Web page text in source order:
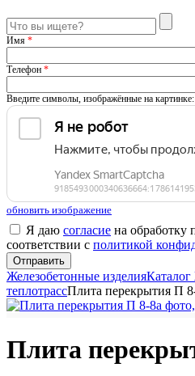
Имя *
Телефон *
Введите символы, изображённые на картинке:
обновить изображение
Я даю согласие на обработку
соответствии с политикой
Железобетонные изделия
теплотрассПлита перекрытия П
Плита